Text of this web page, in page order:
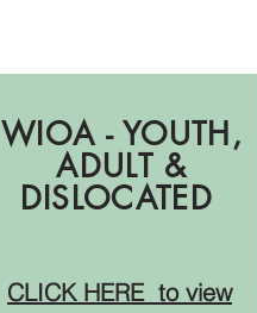
WIOA - YOUTH,
ADULT &
DISLOCATED
CLICK HERE to view